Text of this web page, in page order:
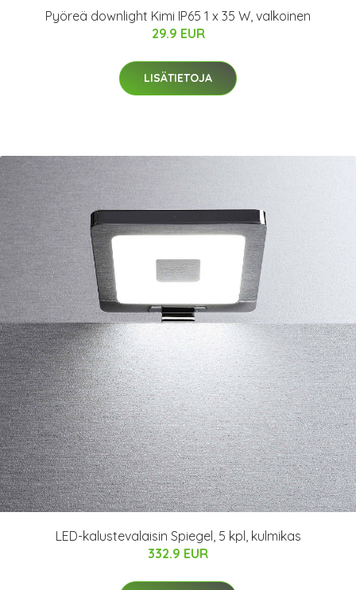
Pyöreä downlight Kimi IP65 1 x 35 W, valkoinen
29.9 EUR
LISÄTIETOJA
LED-kalustevalaisin Spiegel, 5 kpl, kulmikas
332.9 EUR